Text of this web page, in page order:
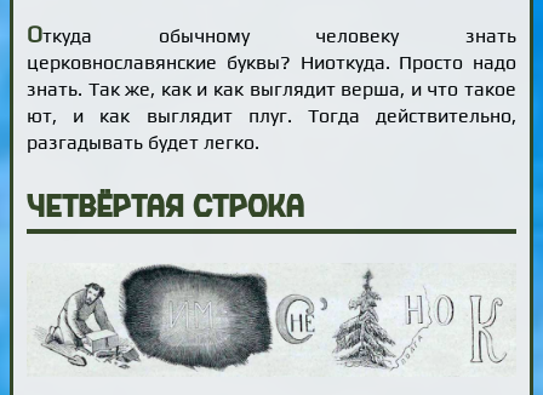
Откуда обычному человеку знать
церковнославянские буквы? Ниоткуда. Просто надо
знать. Так же, как и как выглядит верша, и что такое
ют, и как выглядит плуг. Тогда действительно,
разгадывать будет легко.
Четвёртая строка